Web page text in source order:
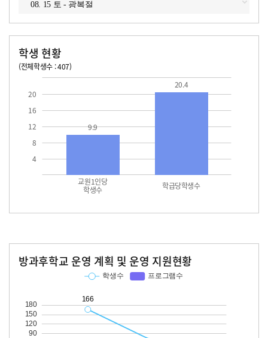
08. 15 토 - 광복절
학생 현황
(전체학생수 : 407)
4
8
12
16
20
교원1인당
학생수 학급당학생수
9.9
20.4
방과후학교 운영 계획 및 운영 지원현황